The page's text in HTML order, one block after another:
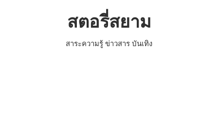
สตอรี่สยาม
สาระความรู้ ข่าวสาร บันเทิง